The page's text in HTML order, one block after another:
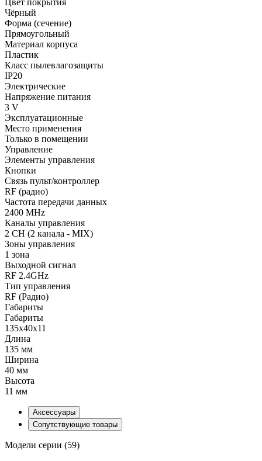
Чёрный
Форма (сечение)
Прямоугольный
Материал корпуса
Пластик
Класс пылевлагозащиты
IP20
Электрические
Напряжение питания
3 V
Эксплуатационные
Место применения
Только в помещении
Управление
Элементы управления
Кнопки
Связь пульт/контроллер
RF (радио)
Частота передачи данных
2400 MHz
Каналы управления
2 CH (2 канала - MIX)
Зоны управления
1 зона
Выходной сигнал
RF 2.4GHz
Тип управления
RF (Радио)
Габариты
Габариты
135x40x11
Длина
135 мм
Ширина
40 мм
Высота
11 мм
Аксессуары
Сопутствующие товары
Модели серии (59)